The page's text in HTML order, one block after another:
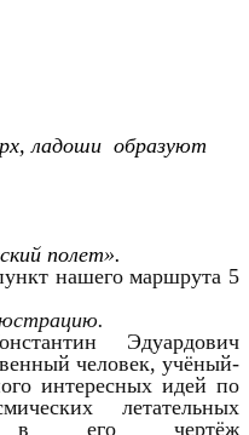
ладоши образуют
полет».
нашего маршрута 5
Эдуардович
человек, учёный-
интересных идей по
летательных
в его чертёж